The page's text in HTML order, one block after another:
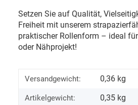
Setzen Sie auf Qualität,
Freiheit mit unserem
praktischer Rollenform – ideal
oder Nähprojekt!
Versandgewicht: 0,36 kg
Artikelgewicht: 0,35 kg